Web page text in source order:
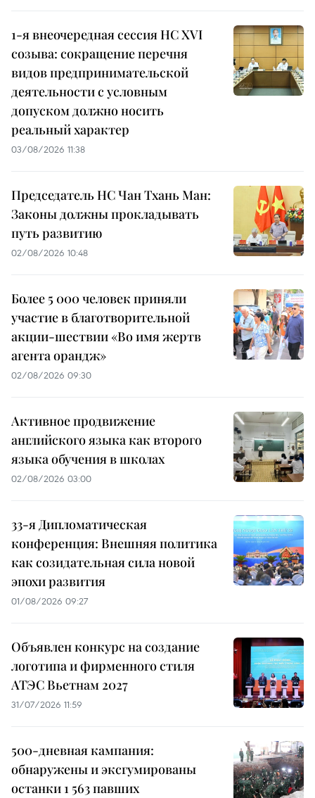
1-я внеочередная сессия НС XVI
созыва: сокращение перечня
видов предпринимательской
деятельности с условным
допуском должно носить
реальный характер
03/08/2026 11:38
Председатель НС Чан Тхань Ман:
Законы должны прокладывать
путь развитию
02/08/2026 10:48
Более 5 000 человек приняли
участие в благотворительной
акции-шествии «Во имя жертв
агента орандж»
02/08/2026 09:30
Активное продвижение
английского языка как второго
языка обучения в школах
02/08/2026 03:00
33-я Дипломатическая
конференция: Внешняя политика
как созидательная сила новой
эпохи развития
01/08/2026 09:27
Объявлен конкурс на создание
логотипа и фирменного стиля
АТЭС Вьетнам 2027
31/07/2026 11:59
500-дневная кампания:
обнаружены и эксгумированы
останки 1 563 павших